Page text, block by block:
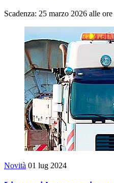
Scadenza: 25 marzo 2026 alle
Novità 01 lug 2024